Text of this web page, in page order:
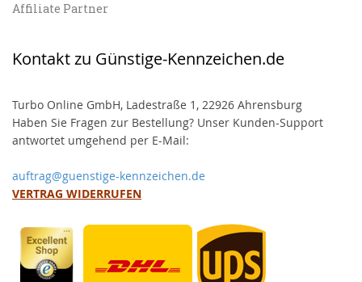
Affiliate Partner
Kontakt zu Günstige-Kennzeichen.de
Turbo Online GmbH, Ladestraße 1, 22926 Ahrensburg
Haben Sie Fragen zur Bestellung? Unser Kunden-Support
antwortet umgehend per E-Mail:
auftrag@guenstige-kennzeichen.de
VERTRAG WIDERRUFEN